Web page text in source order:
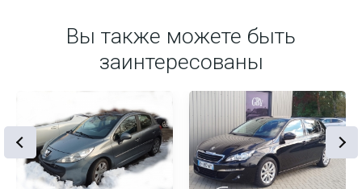
Вы также можете быть
заинтересованы